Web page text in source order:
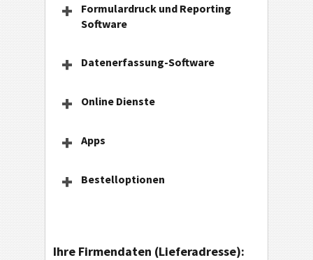
Formulardruck und Reporting
Software
Datenerfassung-Software
Online Dienste
Apps
Bestelloptionen
Ihre Firmendaten (Lieferadresse):